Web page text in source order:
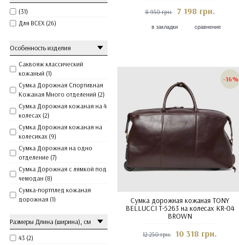
(31)
Для ВСЕХ (26)
Особенность изделия
Саквояж классический
кожаный (1)
Сумка Дорожная Спортивная
Кожаная Много отделений (2)
Сумка Дорожная кожаная на 4
колесах (2)
Сумка Дорожная кожаная на
колесиках (9)
Сумка Дорожная на одно
отделение (7)
Сумка Дорожная с лямкой под
чемодан (8)
Сумка-портплед кожаная
дорожная (1)
одно отделение (26)
Размеры Длина (ширина), см
43 (2)
8 950 грн. 7 198 грн.
в закладки сравнение
-16%
Сумка дорожная кожаная TONY
BELLUCCI T-5263 на колесах KR-04
BROWN
12 250 грн. 10 318 грн.